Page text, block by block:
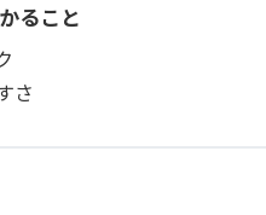
ること
さ